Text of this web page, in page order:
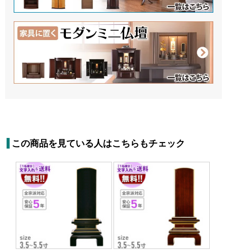
この商品を見ている人はこちらもチェック